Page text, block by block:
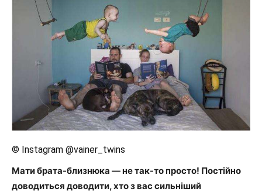
© Instagram @vainer_twins
Мати брата-близнюка — не так-то просто! Постійно
доводиться доводити, хто з вас сильніший